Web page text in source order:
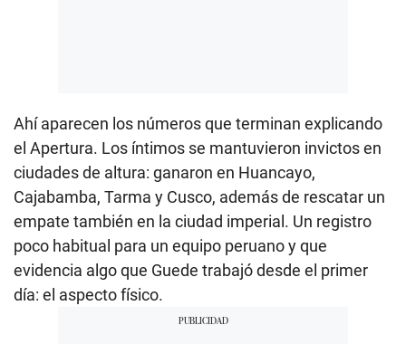
Ahí aparecen los números que terminan explicando
el Apertura. Los íntimos se mantuvieron invictos en
ciudades de altura: ganaron en Huancayo,
Cajabamba, Tarma y Cusco, además de rescatar un
empate también en la ciudad imperial. Un registro
poco habitual para un equipo peruano y que
evidencia algo que Guede trabajó desde el primer
día: el aspecto físico.